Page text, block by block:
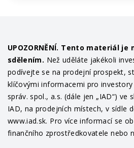
UPOZORNĚNÍ. Tento materiál
sdělením. Než uděláte jakékoli
podívejte se na prodejní prospekt,
klíčovými informacemi pro
správ. spol., a.s. (dále jen „IAD“) ve
IAD, na prodejních místech, v sídle
www.iad.sk. Pro více informací se
finančního zprostředkovatele nebo